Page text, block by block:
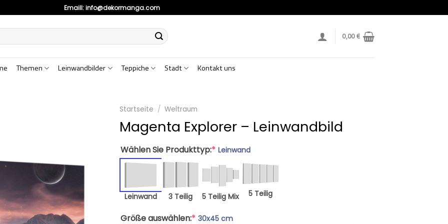
Emaill:info@dekormanga.com
0,00€
Themen Leinwandbilder Teppiche Stadt Kontakt uns
Startseite / Weltraum
Magenta Explorer – Leinwandbild
Wählen Sie Produkttyp:* Leinwand
Leinwand 3 Teilig 5 Teilig Mix 5 Teilig
Größe auswählen:* 30x45 cm